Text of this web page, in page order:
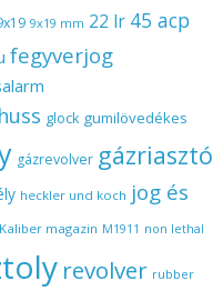
9x19 mm 22 lr 45 acp
fegyverjog
glock gumilövedékes
gázrevolver gázriasztó
heckler und koch jog és
Kaliber magazin M1911 non lethal
revolver rubber